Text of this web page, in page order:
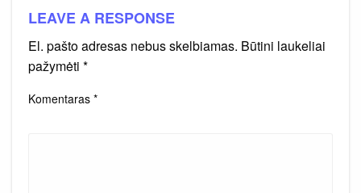
LEAVE A RESPONSE
El. pašto adresas nebus skelbiamas. Būtini laukeliai
pažymėti *
Komentaras *